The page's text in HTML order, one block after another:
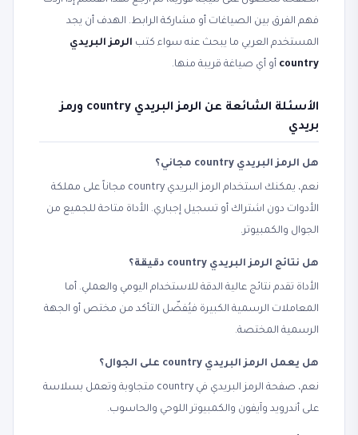
فهم الفرق بين الصياغات أو مشاركة الرابط. الهدف أن يجد
المستخدم العربي ما يبحث عنه سواء كتب الرمز البريدي
country أو أي صياغة قريبة منها.
الأسئلة الشائعة عن الرمز البريدي country ورمز
بريدي
هل الرمز البريدي country مجاني؟
نعم، يمكنك استخدام الرمز البريدي country مجاناً على مملكة
الأدوات دون اشتراك أو تسجيل إجباري. الأداة متاحة للجميع من
الجوال والكمبيوتر.
هل نتائج الرمز البريدي country دقيقة؟
الأداة تقدم نتائج عالية الدقة للاستخدام اليومي والعملي. أما
المعاملات الرسمية الكبيرة فيُفضّل التأكد من مختص أو الجهة
الرسمية المختصة.
هل يعمل الرمز البريدي country على الجوال؟
نعم، صفحة الرمز البريدي في country متجاوبة وتعمل بسلاسة
على أندرويد وآيفون والكمبيوتر اللوحي والحاسوب.